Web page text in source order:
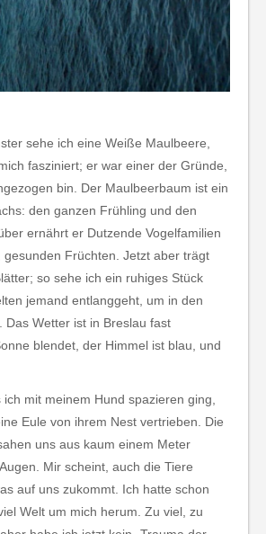
sehe ich eine Weiße Maulbeere,
fasziniert; er war einer der Gründe,
bin. Der Maulbeerbaum ist ein
den ganzen Frühling und den
ernährt er Dutzende Vogelfamilien
gesunden Früchten. Jetzt aber trägt
so sehe ich ein ruhiges Stück
jemand entlanggeht, um in den
Das Wetter ist in Breslau fast
blendet, der Himmel ist blau, und
mit meinem Hund spazieren ging,
Eule von ihrem Nest vertrieben. Die
uns aus kaum einem Meter
Mir scheint, auch die Tiere
auf uns zukommt. Ich hatte schon
Welt um mich herum. Zu viel, zu